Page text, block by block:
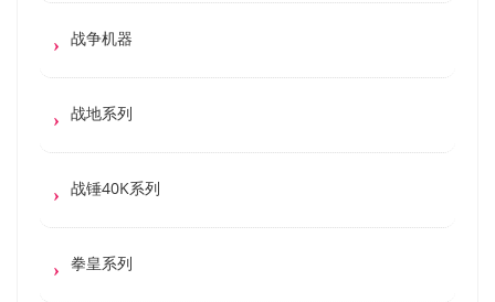
战争机器
战地系列
战锤40K系列
拳皇系列